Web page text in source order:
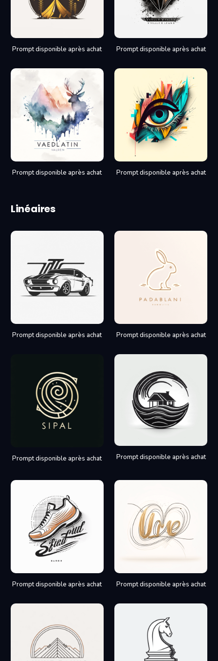
Prompt disponible après achat Prompt disponible après achat
Prompt disponible après achat Prompt disponible après achat
Linéaires
Prompt disponible après achat Prompt disponible après achat
Prompt disponible après achat Prompt disponible après achat
Prompt disponible après achat Prompt disponible après achat